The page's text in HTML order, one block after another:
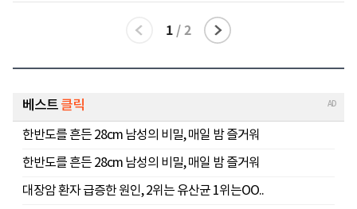
고 방식에 매달리지 말고 과감히 실천"(종합)
1 /2